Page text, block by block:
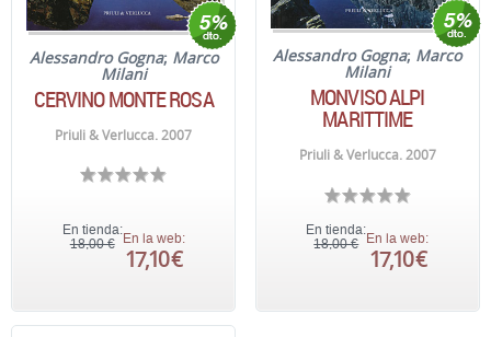
Alessandro Gogna; Marco
Milani
CERVINO MONTE ROSA
Priuli & Verlucca. 2007
En tienda:
18,00 € En la web:
17,10 €
Alessandro Gogna; Marco
Milani
MONVISO ALPI
MARITTIME
Priuli & Verlucca. 2007
En tienda:
18,00 €
En la web:
17,10 €